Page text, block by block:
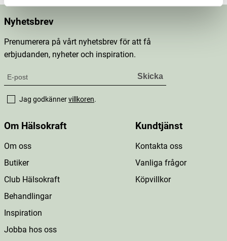
Nyhetsbrev
Prenumerera på vårt nyhetsbrev för att få
erbjudanden, nyheter och inspiration.
Jag godkännervillkoren.
Om Hälsokraft
Om oss
Butiker
Club Hälsokraft
Behandlingar
Inspiration
Jobba hos oss
Kundtjänst
Kontakta oss
Vanliga frågor
Köpvillkor